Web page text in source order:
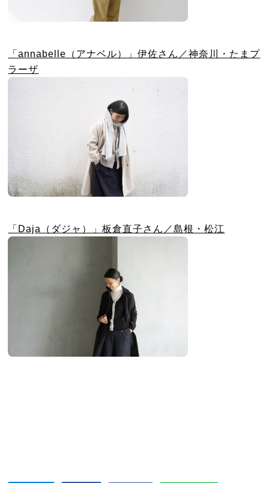
「annabelle（アナベル）」伊佐さん／神奈川・たまプ
ラーザ
「Daja（ダジャ）」板倉直子さん／島根・松江